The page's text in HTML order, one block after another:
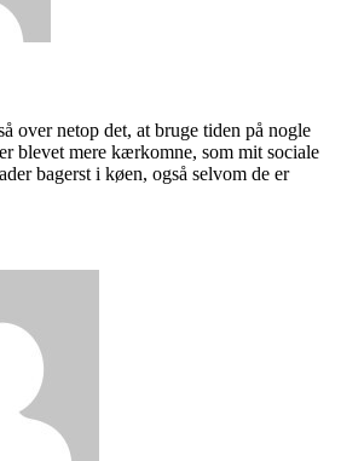
over netop det, at bruge tiden på nogle
blevet mere kærkomne, som mit sociale
bagerst i køen, også selvom de er